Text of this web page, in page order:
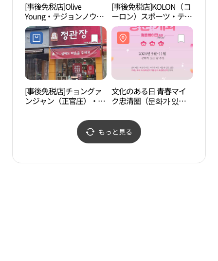
[事後免税店]Olive
Young・テジョンノウン
（大田老隠）駅店(올리
브영 대전노은역점)
[事後免税店]KOLON（コ
ーロン）スポーツ・テジ
ョンユソン（大田儒城）
店(코오롱스포츠 대전유
성점)
[事後免税店]チョングァ
ンジャン（正官庄）・ノ
文化のある日 青春マイ
ク忠清圏（문화가 있는
もっと見る